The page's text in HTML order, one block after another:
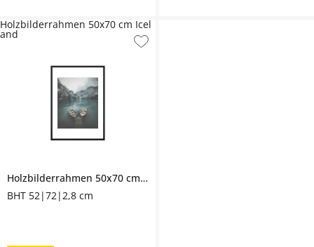
Holzbilderrahmen 50x70 cmIceland
BHT 52|72|2,8 cm
Holzbilderrahmen 50x70 cm Icel
and